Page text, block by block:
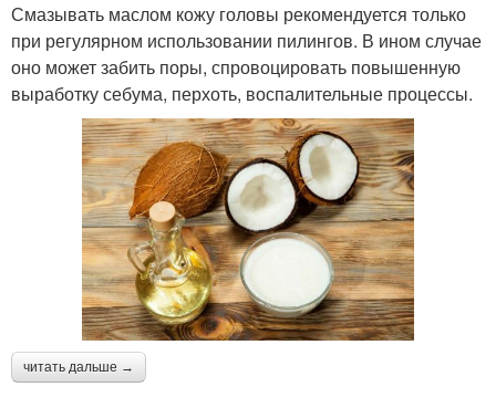
Смазывать маслом кожу головы рекомендуется только
при регулярном использовании пилингов. В ином случае
оно может забить поры, спровоцировать повышенную
выработку себума, перхоть, воспалительные процессы.
читать дальше →